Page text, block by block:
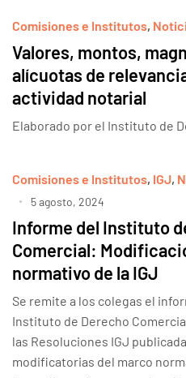
Comisiones e Institutos,
Valores, montos,
alícuotas de
actividad notarial
Elaborado por el Instituto de
Comisiones e Institutos, IGJ,
5 agosto, 2024
Informe del Instituto
Comercial:
normativo de la IGJ
Se remite a los colegas el
Instituto de Derecho
las Resoluciones IGJ
modificatorias del marco